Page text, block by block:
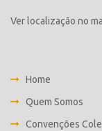
Ver localização no
Home
Quem Somos
Convenções